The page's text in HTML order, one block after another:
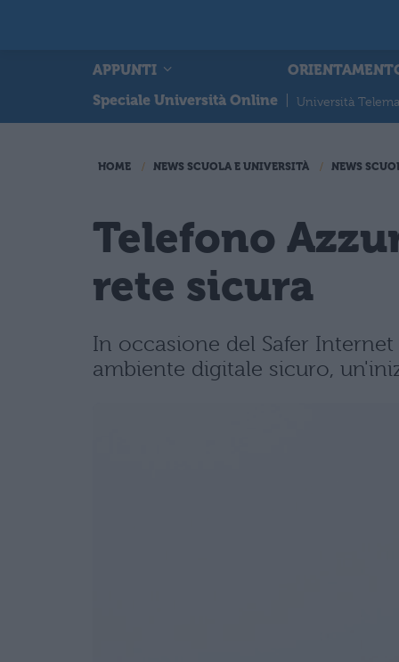
APPUNTI
Speciale Università Online
Università
HOME NEWS SCUOLA E UNIVERSITÀ NEWS
Telefono
rete sicura
In occasione del Safer
ambiente digitale sicuro,